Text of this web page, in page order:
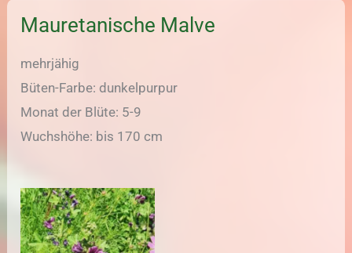
Mauretanische Malve
mehrjähig
Büten-Farbe: dunkelpurpur
Monat der Blüte: 5-9
Wuchshöhe: bis 170 cm